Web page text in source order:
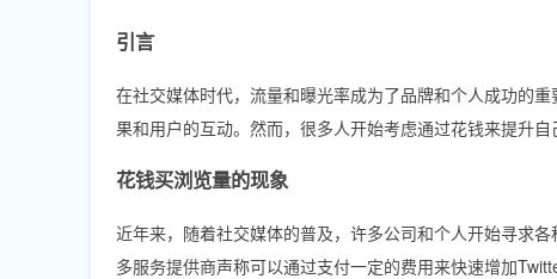
引言
在社交媒体时代，流量和曝光率成为了品牌和个人成功的
果和用户的互动。然而，很多人开始考虑通过花钱来提升
花钱买浏览量的现象
近年来，随着社交媒体的普及，许多公司和个人开始寻求
多服务提供商声称可以通过支付一定的费用来快速增加